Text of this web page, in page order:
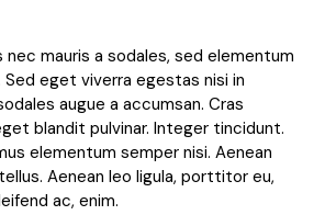
nec mauris a sodales, sed elementum
eget viverra egestas nisi in
augue a accumsan. Cras
blandit pulvinar. Integer tincidunt.
elementum semper nisi. Aenean
Aenean leo ligula, porttitor eu,
ac, enim.